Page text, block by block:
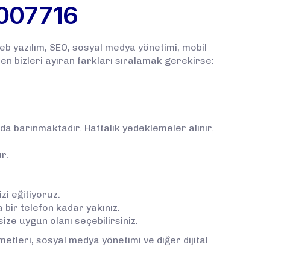
yazılım, SEO, sosyal medya yönetimi, mobil
bizleri ayıran farkları sıralamak gerekirse:
barınmaktadır. Haftalık yedeklemeler alınır.
eğitiyoruz.
bir telefon kadar yakınız.
uygun olanı seçebilirsiniz.
sosyal medya yönetimi ve diğer dijital